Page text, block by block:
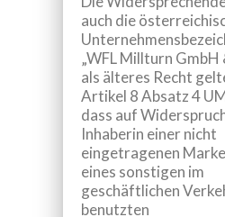
auch die
„WFL Millturn GmbH
als älteres Recht
Artikel 8 Absatz 4
dass auf
Inhaberin einer nicht
eingetragenen
eines sonstigen im
geschäftlichen
benutzten